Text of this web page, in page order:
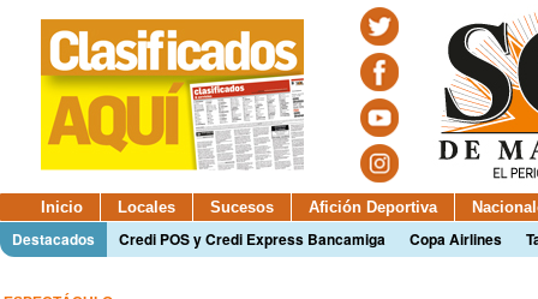
Inicio Locales Sucesos Afición Deportiva
Destacados Credi POS y Credi Express Bancamiga Copa Airlines